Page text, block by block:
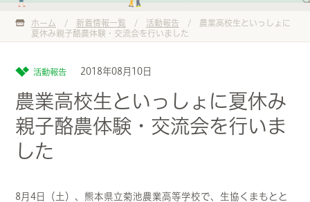
ホーム / 新着情報一覧 / 活動報告 /
農業高校生といっしょに
夏休み親子酪農体験・交流会を行いました
活動報告 2018年08月10日
農業高校生といっしょに夏休み
親子酪農体験・交流会を行いま
した
8月4日（土）、熊本県立菊池農業高等学校で、生協くまもとと